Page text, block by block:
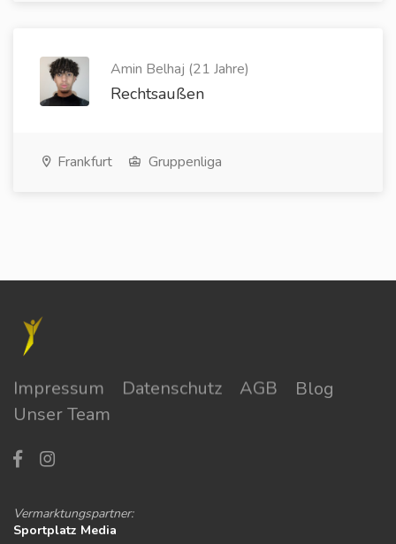
Amin Belhaj (21 Jahre)
Rechtsaußen
Frankfurt Gruppenliga
Impressum Datenschutz AGB
Blog
Unser Team
Vermarktungspartner:
Sportplatz Media